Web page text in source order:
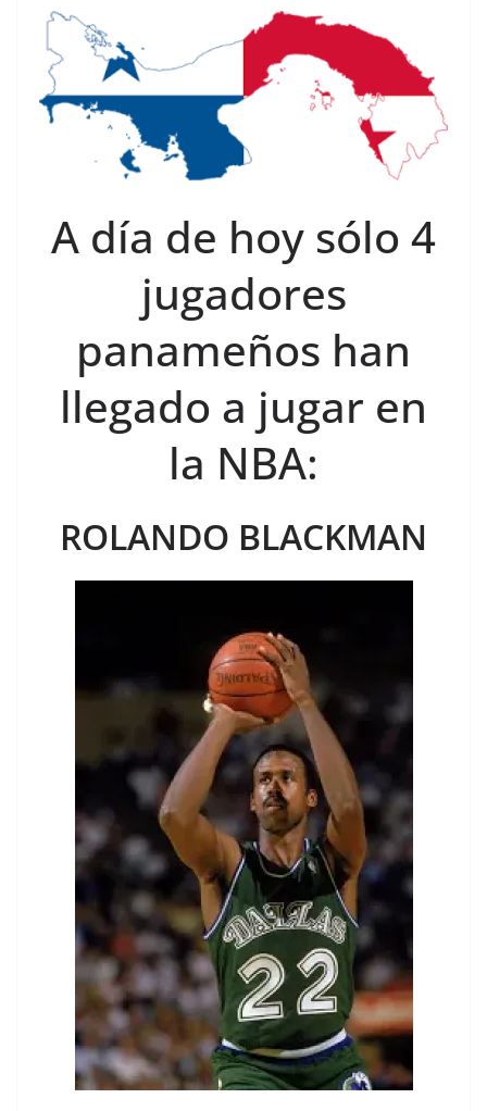
A día de hoy sólo 4
jugadores
panameños han
llegado a jugar en
la NBA:
ROLANDO BLACKMAN